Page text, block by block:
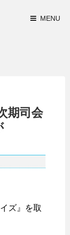
MENU
期司会
ズ』を取